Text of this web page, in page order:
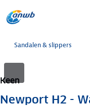
Sandalen & slippers
Keen
Newport H2 -